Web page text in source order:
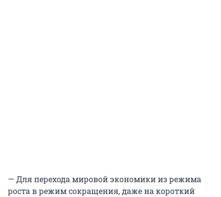
— Для перехода мировой экономики из режима
роста в режим сокращения, даже на короткий